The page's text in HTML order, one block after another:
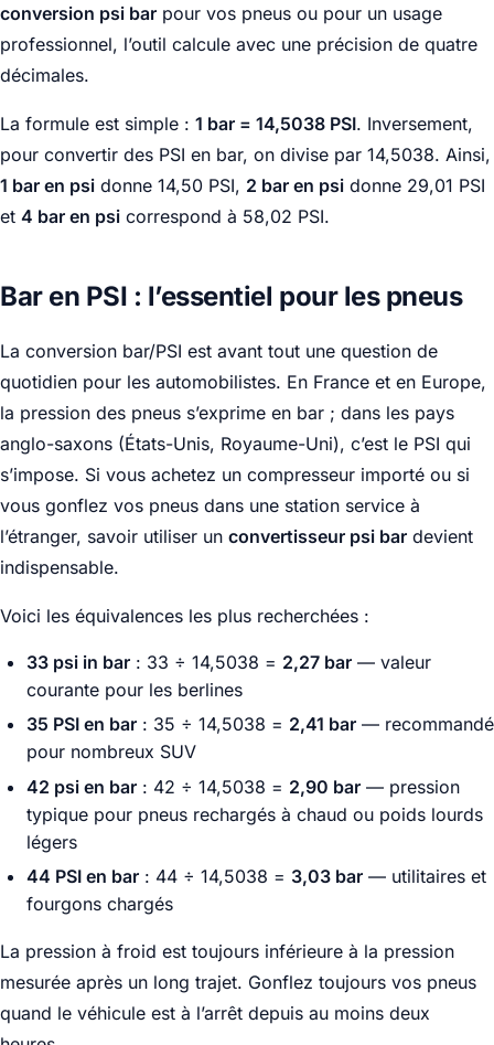
conversion psi bar pour vos pneus ou pour un usage
professionnel, l’outil calcule avec une précision de quatre
décimales.
La formule est simple : 1 bar = 14,5038 PSI. Inversement,
pour convertir des PSI en bar, on divise par 14,5038. Ainsi,
1 bar en psi donne 14,50 PSI, 2 bar en psi donne 29,01 PSI
et 4 bar en psi correspond à 58,02 PSI.
Bar en PSI : l’essentiel pour les pneus
La conversion bar/PSI est avant tout une question de
quotidien pour les automobilistes. En France et en Europe,
la pression des pneus s’exprime en bar ; dans les pays
anglo-saxons (États-Unis, Royaume-Uni), c’est le PSI qui
s’impose. Si vous achetez un compresseur importé ou si
vous gonflez vos pneus dans une station service à
l’étranger, savoir utiliser un convertisseur psi bar devient
indispensable.
Voici les équivalences les plus recherchées :
33 psi in bar : 33 ÷ 14,5038 = 2,27 bar — valeur
courante pour les berlines
35 PSI en bar : 35 ÷ 14,5038 = 2,41 bar — recommandé
pour nombreux SUV
42 psi en bar : 42 ÷ 14,5038 = 2,90 bar — pression
typique pour pneus rechargés à chaud ou poids lourds
légers
44 PSI en bar : 44 ÷ 14,5038 = 3,03 bar — utilitaires et
fourgons chargés
La pression à froid est toujours inférieure à la pression
mesurée après un long trajet. Gonflez toujours vos pneus
quand le véhicule est à l’arrêt depuis au moins deux